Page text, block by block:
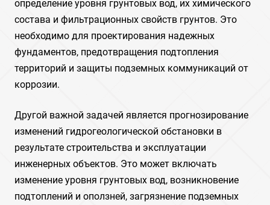
определение уровня грунтовых вод, их химического
состава и фильтрационных свойств грунтов. Это
необходимо для проектирования надежных
фундаментов, предотвращения подтопления
территорий и защиты подземных коммуникаций от
коррозии.
Другой важной задачей является прогнозирование
изменений гидрогеологической обстановки в
результате строительства и эксплуатации
инженерных объектов. Это может включать
изменение уровня грунтовых вод, возникновение
подтоплений и оползней, загрязнение подземных